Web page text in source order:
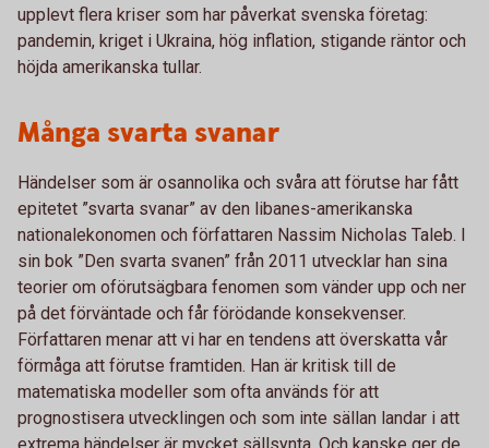
upplevt flera kriser som har påverkat svenska företag:
pandemin, kriget i Ukraina, hög inflation, stigande räntor och
höjda amerikanska tullar.
Många svarta svanar
Händelser som är osannolika och svåra att förutse har fått
epitetet ”svarta svanar” av den libanes-amerikanska
nationalekonomen och författaren Nassim Nicholas Taleb. I
sin bok ”Den svarta svanen” från 2011 utvecklar han sina
teorier om oförutsägbara fenomen som vänder upp och ner
på det förväntade och får förödande konsekvenser.
Författaren menar att vi har en tendens att överskatta vår
förmåga att förutse framtiden. Han är kritisk till de
matematiska modeller som ofta används för att
prognostisera utvecklingen och som inte sällan landar i att